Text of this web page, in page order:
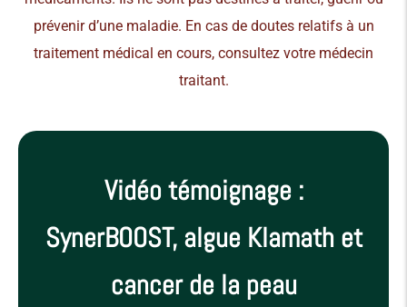
prévenir d’une maladie. En cas de doutes relatifs à un
traitement médical en cours, consultez votre médecin
traitant.
Vidéo témoignage :
SynerBOOST, algue Klamath et
cancer de la peau